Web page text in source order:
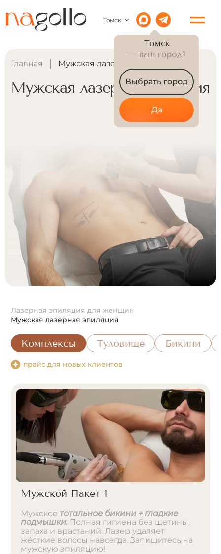
Томск
Томск
— ваш город?
Выбрать город
Да
Главная Мужская лазерная эпиляция
Мужская лазерная эпиляция
Лазерная эпиляция для женщин
Мужская лазерная эпиляция
Комплексы Туловище Бикини
прайс для новых клиентов
Мужской Пакет 1
Мужское тотальное бикини + гладкие
подмышки. Полная гигиена без щетины,
запаха и врастаний. Лазер удаляет
жёсткие волосы навсегда. Запишитесь на
мужскую эпиляцию!